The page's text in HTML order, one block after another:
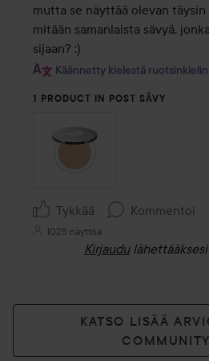
mutta se näyttää olevan
mitään samanlaista sävyä,
sijaan? :)
Käännetty kielestä
1 PRODUCT IN POST SÄVY
Tykkää Kommentoi
1025 näyttöä
Kirjaudu
KATSO LISÄÄ